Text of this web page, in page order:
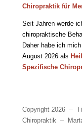
Chiropraktik für
Seit Jahren werde
chiropraktische
Daher habe ich
August 2026 als
Spezifische
Copyright 2026 –
Chiropraktik –